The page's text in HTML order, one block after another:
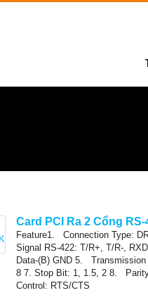
Card PCI Ra 2 Cổng RS-
Feature1. Connection Type:
Signal RS-422: T/R+, T/R-,
Data-(B) GND 5.
8 7. Stop Bit: 1, 1.5, 2 8.
Control: RTS/CTS